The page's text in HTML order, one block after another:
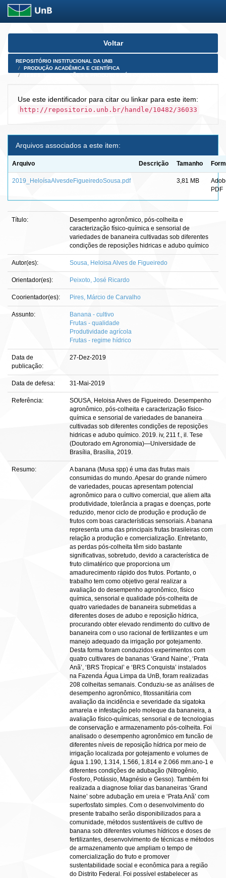
Skip
Voltar
REPOSITÓRIO INSTITUCIONAL DA UNB
PRODUÇÃO ACADÊMICA E CIENTÍFICA
Use este identificador para citar ou linkar para este item:
http://repositorio.unb.br/handle/10482/36033
Arquivos associados a este item:
Arquivo Descrição Tamanho
2019_HeloísaAlvesdeFigueiredoSousa.pdf 3,81 MB
PDF
Título:
Desempenho agronômico, pós-colheita e
caracterização físico-química e sensorial de
variedades de bananeira cultivadas sob diferentes
condições de reposições hidricas e adubo químico
Autor(es): Sousa, Heloisa Alves de Figueiredo
Orientador(es): Peixoto, José Ricardo
Coorientador(es): Pires, Márcio de Carvalho
Assunto:
Banana - cultivo
Frutas - qualidade
Produtividade agrícola
Frutas - regime hídrico
Data de
publicação:
27-Dez-2019
Data de defesa: 31-Mai-2019
Referência:
SOUSA, Heloisa Alves de Figueiredo. Desempenho
agronômico, pós-colheita e caracterização físico-
química e sensorial de variedades de bananeira
cultivadas sob diferentes condições de reposições
hidricas e adubo químico. 2019. iv, 211 f., il. Tese
(Doutorado em Agronomia)—Universidade de
Brasília, Brasília, 2019.
Resumo:
A banana (Musa spp) é uma das frutas mais
consumidas do mundo. Apesar do grande número
de variedades, poucas apresentam potencial
agronômico para o cultivo comercial, que aliem alta
produtividade, tolerância a pragas e doenças, porte
reduzido, menor ciclo de produção e produção de
frutos com boas características sensoriais. A banana
representa uma das principais frutas brasileiras com
relação a produção e comercialização. Entretanto,
as perdas pós-colheita têm sido bastante
significativas, sobretudo, devido a característica de
fruto climatérico que proporciona um
amadurecimento rápido dos frutos. Portanto, o
trabalho tem como objetivo geral realizar a
avaliação do desempenho agronômico, físico
química, sensorial e qualidade pós-colheita de
quatro variedades de bananeira submetidas a
diferentes doses de adubo e reposição hídrica,
procurando obter elevado rendimento do cultivo de
bananeira com o uso racional de fertilizantes e um
manejo adequado da irrigação por gotejamento.
Desta forma foram conduzidos experimentos com
quatro cultivares de bananas ‘Grand Naine’, ‘Prata
Anã’, ‘BRS Tropical’ e ‘BRS Conquista’ instalados
na Fazenda Água Limpa da UnB, foram realizadas
208 colheitas semanais. Conduziu-se as análises de
desempenho agronômico, fitossanitária com
avaliação da incidência e severidade da sigatoka
amarela e infestação pelo moleque da bananeira, a
avaliação físico-químicas, sensorial e de tecnologias
de conservação e armazenamento pós-colheita. Foi
analisado o desempenho agronômico em funcão de
diferentes níveis de reposição hídrica por meio de
irrigação localizada por gotejamento e volumes de
água 1.190, 1.314, 1.566, 1.814 e 2.066 mm.ano-1 e
diferentes condições de adubação (Nitrogênio,
Fosforo, Potássio, Magnésio e Gesso). Também foi
realizada a diagnose foliar das bananeiras ‘Grand
Naine’ sobre adubação em ureia e ‘Prata Anã’ com
superfosfato simples. Com o desenvolvimento do
presente trabalho serão disponibilizados para a
comunidade, métodos sustentáveis de cultivo de
banana sob diferentes volumes hídricos e doses de
fertilizantes, desenvolvimento de técnicas e métodos
de armazenamento que ampliam o tempo de
comercialização do fruto e promover
sustentabilidade social e econômica para a região
do Distrito Federal. Foi possível estabelecer as